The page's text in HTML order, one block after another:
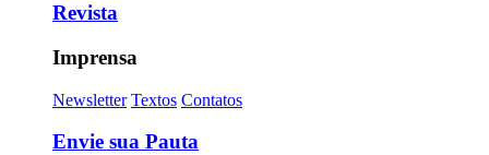
Revista
Imprensa
Newsletter Textos Contatos
Envie sua Pauta